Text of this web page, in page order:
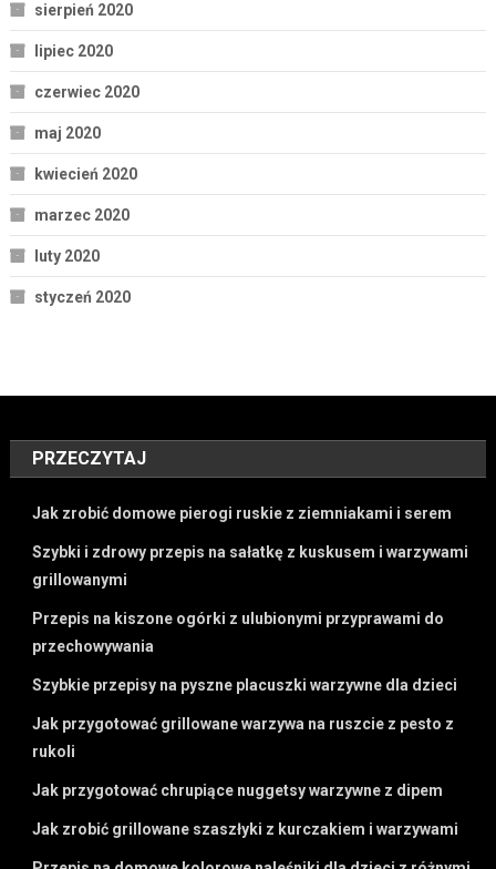
sierpień 2020
lipiec 2020
czerwiec 2020
maj 2020
kwiecień 2020
marzec 2020
luty 2020
styczeń 2020
PRZECZYTAJ
Jak zrobić domowe pierogi ruskie z ziemniakami i serem
Szybki i zdrowy przepis na sałatkę z kuskusem i warzywami
grillowanymi
Przepis na kiszone ogórki z ulubionymi przyprawami do
przechowywania
Szybkie przepisy na pyszne placuszki warzywne dla dzieci
Jak przygotować grillowane warzywa na ruszcie z pesto z
rukoli
Jak przygotować chrupiące nuggetsy warzywne z dipem
Jak zrobić grillowane szaszłyki z kurczakiem i warzywami